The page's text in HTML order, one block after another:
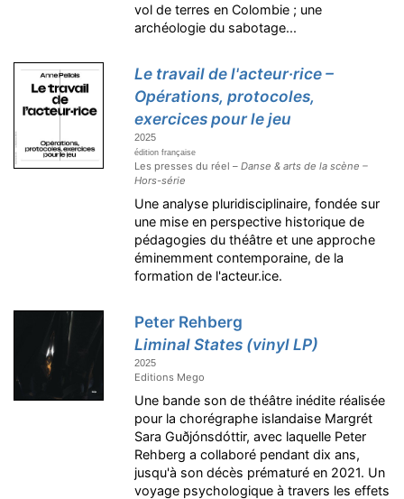
vol de terres en Colombie ; une
archéologie du sabotage...
Le travail de l'acteur·rice –
Opérations, protocoles,
exercices pour le jeu
2025
édition française
Les presses du réel –Danse & arts de la scène –
Hors-série
Une analyse pluridisciplinaire, fondée sur
une mise en perspective historique de
pédagogies du théâtre et une approche
éminemment contemporaine, de la
formation de l'acteur.ice.
Peter Rehberg
Liminal States (vinyl LP)
2025
Editions Mego
Une bande son de théâtre inédite réalisée
pour la chorégraphe islandaise Margrét
Sara Guðjónsdóttir, avec laquelle Peter
Rehberg a collaboré pendant dix ans,
jusqu'à son décès prématuré en 2021. Un
voyage psychologique à travers les effets